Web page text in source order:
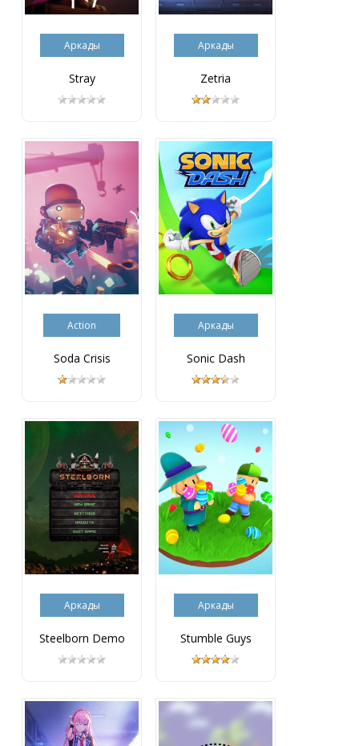
Аркады
Stray
Аркады
Zetria
Action
Soda Crisis
Аркады
Sonic Dash
Аркады
Steelborn Demo
Аркады
Stumble Guys